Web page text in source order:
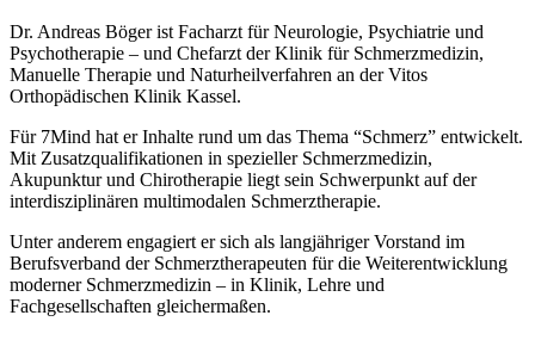
Dr. Andreas Böger ist Facharzt für Neurologie, Psychiatrie und
Psychotherapie – und Chefarzt der Klinik für Schmerzmedizin,
Manuelle Therapie und Naturheilverfahren an der Vitos
Orthopädischen Klinik Kassel.
Für 7Mind hat er Inhalte rund um das Thema “Schmerz” entwickelt.
Mit Zusatzqualifikationen in spezieller Schmerzmedizin,
Akupunktur und Chirotherapie liegt sein Schwerpunkt auf der
interdisziplinären multimodalen Schmerztherapie.
Unter anderem engagiert er sich als langjähriger Vorstand im
Berufsverband der Schmerztherapeuten für die Weiterentwicklung
moderner Schmerzmedizin – in Klinik, Lehre und
Fachgesellschaften gleichermaßen.